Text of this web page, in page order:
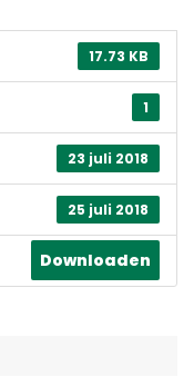
17.73 KB
1
23 juli 2018
25 juli 2018
Downloaden